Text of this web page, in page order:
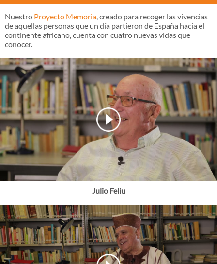
Nuestro Proyecto Memoria, creado para recoger las vivencias
de aquellas personas que un día partieron de España hacia el
continente africano, cuenta con cuatro nuevas vidas que
conocer.
Julio Feliu